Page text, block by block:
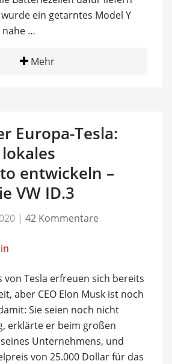
ein getarntes Model Y
nahe …
Mehr
Europa-Tesla:
entwickeln –
VW ID.3
| 42 Kommentare
von Tesla erfreuen sich bereits
aber CEO Elon Musk ist noch
Sie seien noch nicht
erklärte er beim großen
Unternehmens, und
von 25.000 Dollar für das